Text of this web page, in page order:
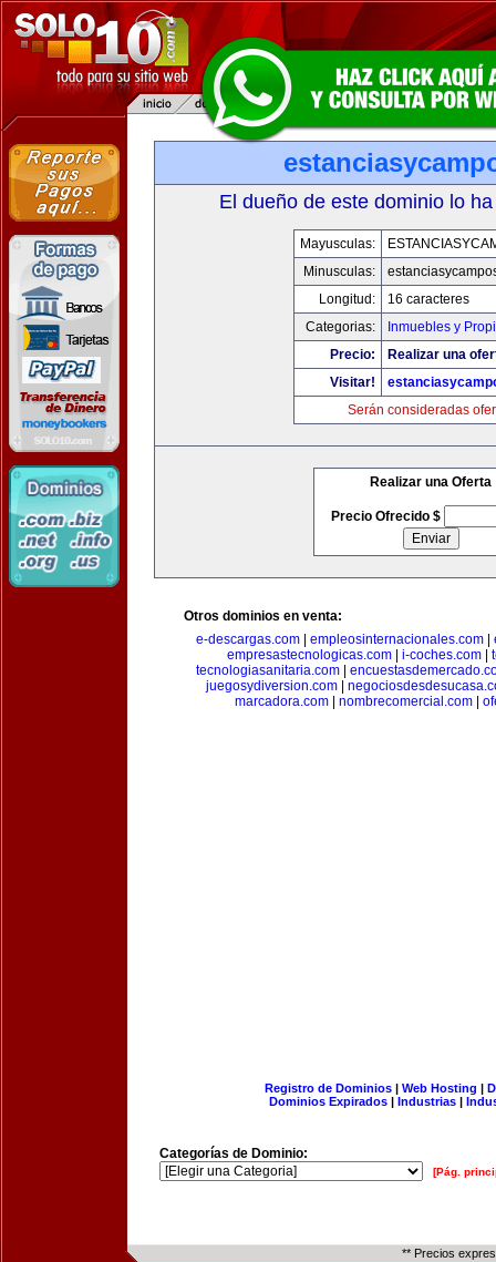
El dueño de este dominio lo
Mayusculas:
Minusculas:
Longitud:
16 caracteres
Categorias:
Inmuebles y
Precio:
Realizar una
Visitar!
Serán consideradas
Realizar una Oferta
Precio Ofrecido $
Otros dominios en venta:
e-descargas.com| empleosinternacionales.com|
empresastecnologicas.com
i-coches.com
tecnologiasanitaria.com|
juegosydiversion.com
marcadora.com| nombrecomercial.com|
Registro de Dominios| Web Hosting |
Dominios Expirados | Industrias |
Categorías de Dominio:
[Pág.
** Precios